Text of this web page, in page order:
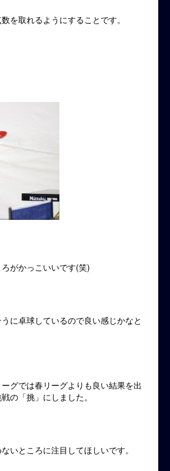
を取れるようにすることです。
がかっこいいです(笑)
に卓球しているので良い感じかなと
グでは春リーグよりも良い結果を出
の「挑」にしました。
いところに注目してほしいです。